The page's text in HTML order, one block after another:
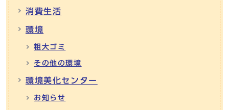
消費生活
環境
粗大ゴミ
その他の環境
環境美化センター
お知らせ